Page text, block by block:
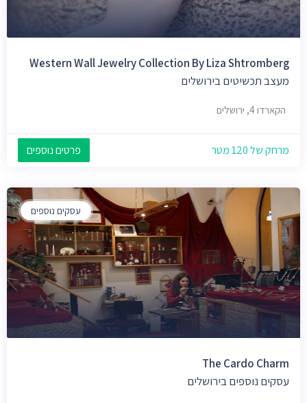
Western Wall Jewelry Collection By Liza Shtromberg
מעצב תכשיטים בירושלים
הקארדו 4, ירושלים
מרחק של 120 מטר פרטים נוספים
עסקים נוספים
The Cardo Charm
עסקים נוספים בירושלים